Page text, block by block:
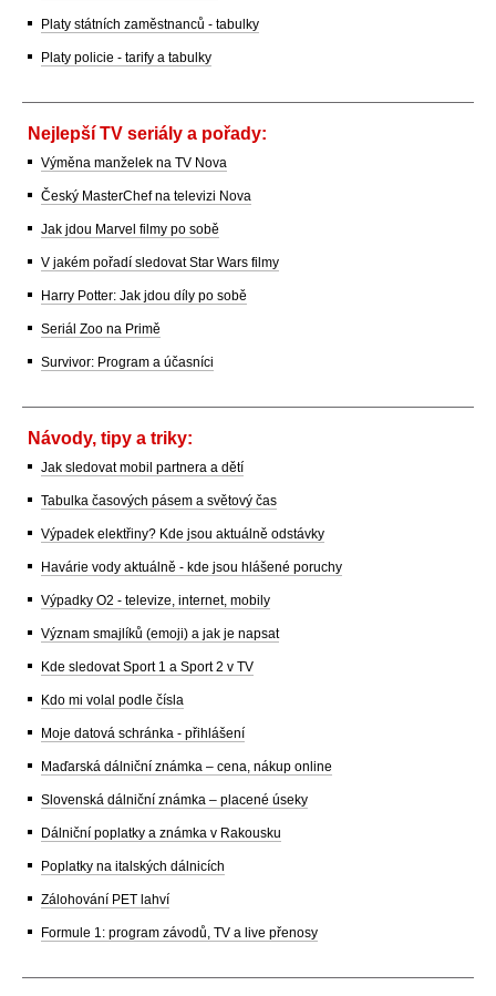
Platy státních zaměstnanců - tabulky
Platy policie - tarify a tabulky
Nejlepší TV seriály a pořady:
Výměna manželek na TV Nova
Český MasterChef na televizi Nova
Jak jdou Marvel filmy po sobě
V jakém pořadí sledovat Star Wars filmy
Harry Potter: Jak jdou díly po sobě
Seriál Zoo na Primě
Survivor: Program a účasníci
Návody, tipy a triky:
Jak sledovat mobil partnera a dětí
Tabulka časových pásem a světový čas
Výpadek elektřiny? Kde jsou aktuálně odstávky
Havárie vody aktuálně - kde jsou hlášené poruchy
Výpadky O2 - televize, internet, mobily
Význam smajlíků (emoji) a jak je napsat
Kde sledovat Sport 1 a Sport 2 v TV
Kdo mi volal podle čísla
Moje datová schránka - přihlášení
Maďarská dálniční známka – cena, nákup online
Slovenská dálniční známka – placené úseky
Dálniční poplatky a známka v Rakousku
Poplatky na italských dálnicích
Zálohování PET lahví
Formule 1: program závodů, TV a live přenosy